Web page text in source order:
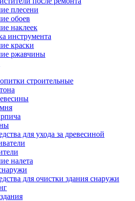
плесени
обоев
наклеек
инструмента
краски
ржавчины
строительные
для ухода за древесиной
налета
для очистки здания снаружи